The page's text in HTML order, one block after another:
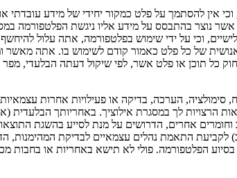
אין להסתמך על פלט כמקור יחידי של מידע עובדתי
נוצר בהתבסס על מידע אליו ניגשת הפלטפורמה
וכי על ידי שימוש בפלטפורמה, אתה עלול להיחשף
של כל פלט כאמור קודם לשימוש בו. אתה מאשר
כל תוכן או פלט אשר, לפי שיקול דעתה הבלעדי,
סימולציה, הערכה, בדיקה או פעילויות אחרות
הרצויות לך במסגרת אילוציך. באחריותך הבלעדית
אחרים, הדרושים על מנת לסייע בהשגת
לקביעת התאמת נהלים עצמאיים לבדיקת המהימנות,
בסיוע הפלטפורמה. פולי לא תישא באחריות או בחבות